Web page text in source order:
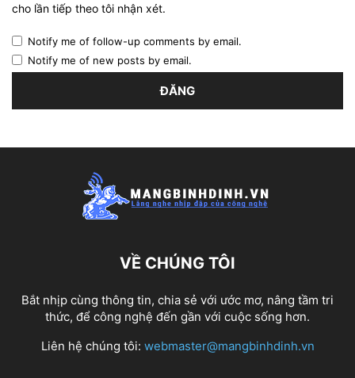
cho lần tiếp theo tôi nhận xét.
Notify me of follow-up comments by email.
Notify me of new posts by email.
VỀ CHÚNG TÔI
Bắt nhịp cùng thông tin, chia sẻ với ước mơ, nâng tầm tri
thức, để công nghệ đến gần với cuộc sống hơn.
Liên hệ chúng tôi: webmaster@mangbinhdinh.vn